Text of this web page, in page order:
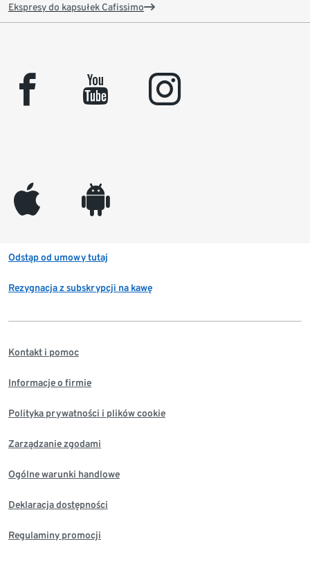
Ekspresy do kapsułek Cafissimo
facebook youtube instagram
appleinc android
Odstąp od umowy tutaj
Rezygnacja z subskrypcji na kawę
Kontakt i pomoc
Informacje o firmie
Polityka prywatności i plików cookie
Zarządzanie zgodami
Ogólne warunki handlowe
Deklaracja dostępności
Regulaminy promocji